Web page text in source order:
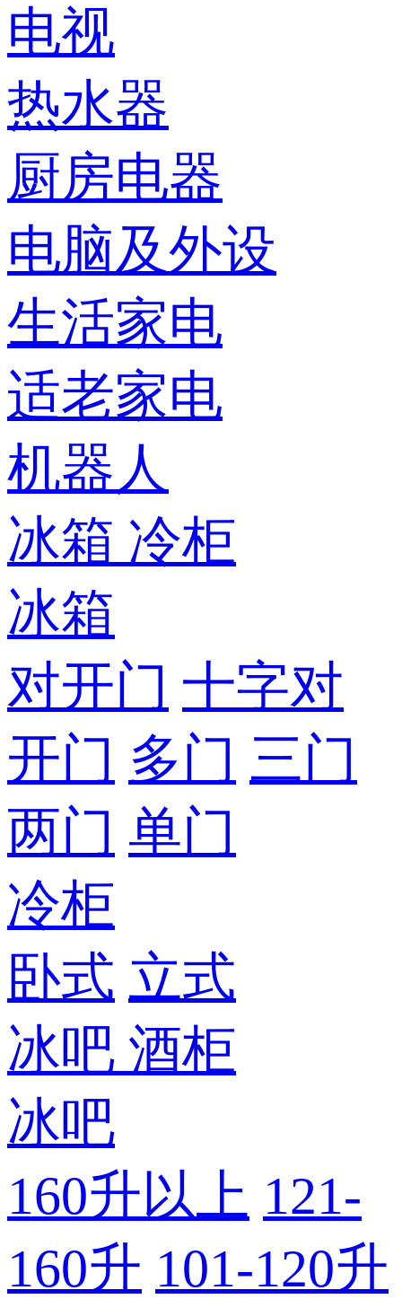
电视
热水器
厨房电器
电脑及外设
生活家电
适老家电
机器人
冰箱 冷柜
冰箱
对开门 十字对
开门 多门 三门
两门 单门
冷柜
卧式 立式
冰吧 酒柜
冰吧
160升以上 121-
160升 101-120升